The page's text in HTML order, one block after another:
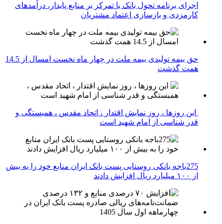
اجرای برنامه تحول بانک با تمرکز بر منابع پایدار، درآمدهای
کارمزدی و بازسازی اعتماد مشتریان
حق بیمه تولیدی بیمه ملت در چهار ماه نخست امسال از 14.5
همت گذشت
این روزها ، روز نمایش اقتدار ، اتحاد مقدس ، همبستگی و
قدر شناسی از امام شهید است
275باجه بانکی روستایی پست بانک ایران منابع خود را به بیش
از ۱۰۰ میلیارد ریال افزایش دادند